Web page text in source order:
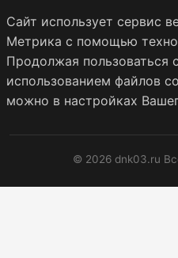
Сайт использует сервис
Метрика с помощью
Продолжая пользоваться
использованием файлов
можно в настройках
© 2026 dnk03.ru